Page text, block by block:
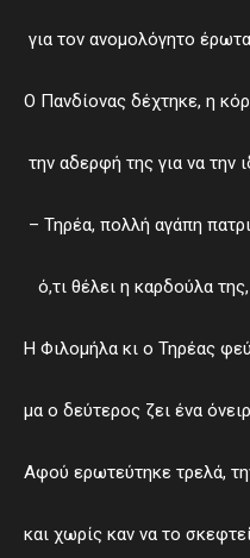
για τον ανομολόγητο
Ο Πανδίονας δέχτηκε, η
την αδερφή της για να την
– Τηρέα, πολλή αγάπη
ό,τι θέλει η καρδούλα
Η Φιλομήλα κι ο Τηρέας
μα ο δεύτερος ζει ένα
Αφού ερωτεύτηκε τρελά,
και χωρίς καν να το